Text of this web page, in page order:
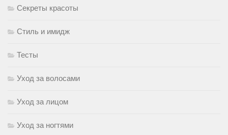
Секреты красоты
Стиль и имидж
Тесты
Уход за волосами
Уход за лицом
Уход за ногтями